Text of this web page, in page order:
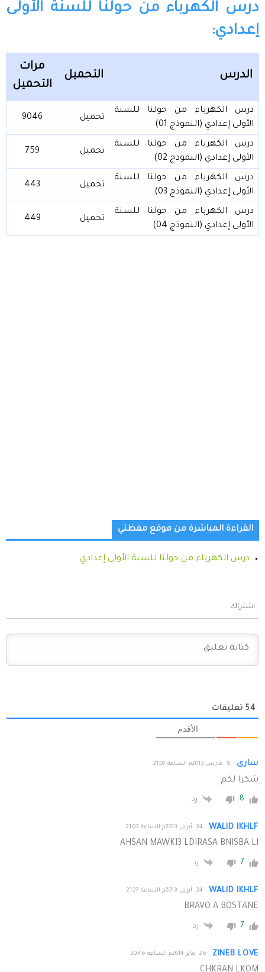
درس الكهرباء من حولنا للسنة الأولى
إعدادي:
الدرس التحميل
مرات
التحميل
درس الكهرباء من حولنا للسنة
الأولى إعدادي (النموذج 01)
تحميل 9046
درس الكهرباء من حولنا للسنة
الأولى إعدادي (النموذج 02)
تحميل 759
درس الكهرباء من حولنا للسنة
الأولى إعدادي (النموذج 03)
تحميل 443
درس الكهرباء من حولنا للسنة
الأولى إعدادي (النموذج 04)
تحميل 449
القراءة المباشرة من موقع مفظتي
درس الكهرباء من حولنا للسنة الأولى إعدادي
اشتراك
54 تعليقات
الأقدم
سارى 9 مارس 2013م الساعة 21:07
شكرا لكم
8 رد
WALID IKHLF 24 أبريل 2013م الساعة 21:03
AHSAN MAWKI3 LDIRASA BNISBA LI
7 رد
WALID IKHLF 24 أبريل 2013م الساعة 21:27
BRAVO A BOSTANE
7 رد
ZINEB LOVE 26 يناير 2014م الساعة 20:46